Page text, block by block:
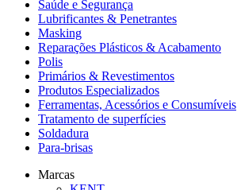
Saúde e Segurança
Lubrificantes & Penetrantes
Masking
Reparações Plásticos & Acabamento
Polis
Primários & Revestimentos
Produtos Especializados
Ferramentas, Acessórios e Consumíveis
Tratamento de superfícies
Soldadura
Para-brisas
Marcas